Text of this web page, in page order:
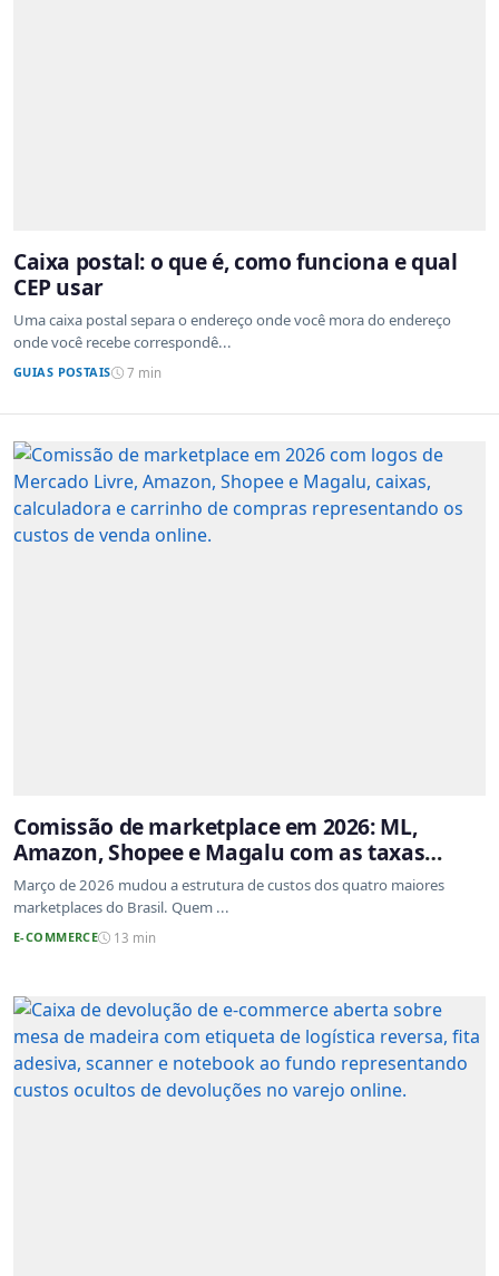
Caixa postal: o que é, como funciona e qual
CEP usar
Uma caixa postal separa o endereço onde você mora do endereço
onde você recebe correspondê...
GUIAS POSTAIS 7 min
Comissão de marketplace em 2026: ML,
Amazon, Shopee e Magalu com as taxas
atualizadas
Março de 2026 mudou a estrutura de custos dos quatro maiores
marketplaces do Brasil. Quem ...
E-COMMERCE 13 min